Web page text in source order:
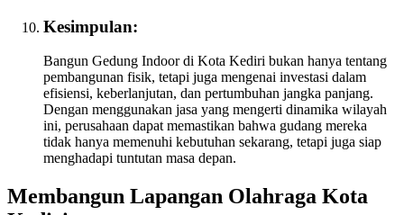
Kesimpulan:
Bangun Gedung Indoor di Kota Kediri bukan hanya tentang
pembangunan fisik, tetapi juga mengenai investasi dalam
efisiensi, keberlanjutan, dan pertumbuhan jangka panjang.
Dengan menggunakan jasa yang mengerti dinamika wilayah
ini, perusahaan dapat memastikan bahwa gudang mereka
tidak hanya memenuhi kebutuhan sekarang, tetapi juga siap
menghadapi tuntutan masa depan.
Membangun Lapangan Olahraga Kota